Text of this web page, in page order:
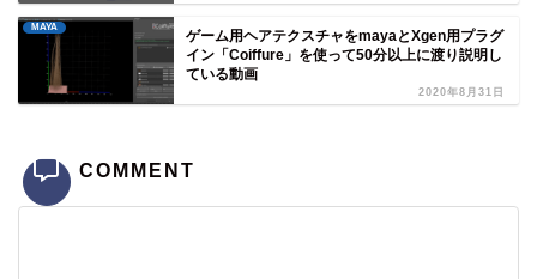
MAYA
ゲーム用ヘアテクスチャをmayaとXgen用プラグ
イン「Coiffure」を使って50分以上に渡り説明し
ている動画
2020年8月31日
COMMENT